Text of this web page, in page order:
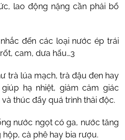
lao động nặng cần phải bổ
đến các loại nước ép trái
cam, dưa hấu…3
trà lúa mạch, trà đậu đen hay
hạ nhiệt, giảm cảm giác
thúc đẩy quá trình thải độc.
nước ngọt có ga, nước tăng
cà phê hay bia rượu.